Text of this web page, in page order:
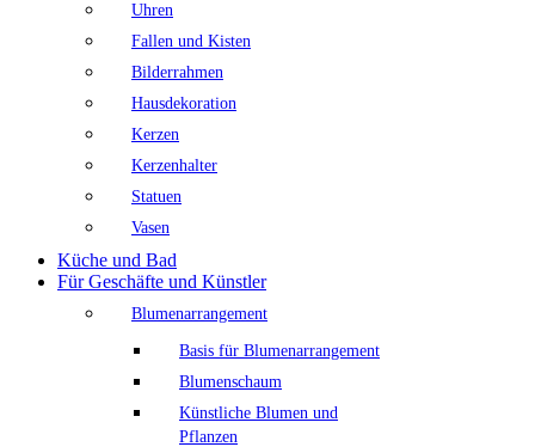
Uhren
Fallen und Kisten
Bilderrahmen
Hausdekoration
Kerzen
Kerzenhalter
Statuen
Vasen
Küche und Bad
Für Geschäfte und Künstler
Blumenarrangement
Basis für Blumenarrangement
Blumenschaum
Künstliche Blumen und
Pflanzen